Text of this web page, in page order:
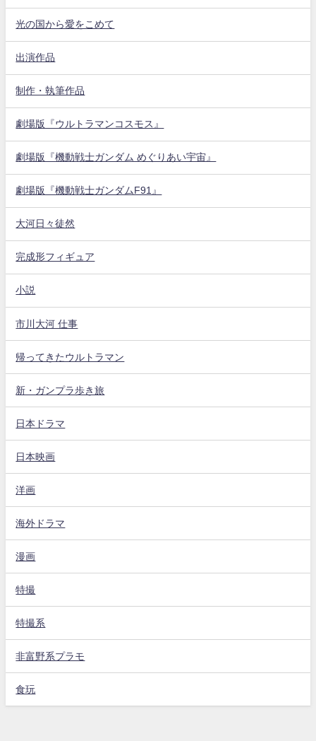
光の国から愛をこめて
出演作品
制作・執筆作品
劇場版『ウルトラマンコスモス』
劇場版『機動戦士ガンダム めぐりあい宇宙』
劇場版『機動戦士ガンダムF91』
大河日々徒然
完成形フィギュア
小説
市川大河 仕事
帰ってきたウルトラマン
新・ガンプラ歩き旅
日本ドラマ
日本映画
洋画
海外ドラマ
漫画
特撮
特撮系
非富野系プラモ
食玩